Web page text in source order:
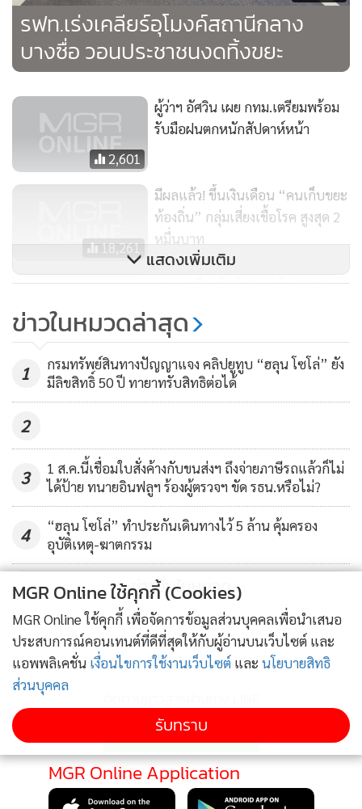
รฟท.เร่งเคลียร์อุโมงค์สถานีกลาง
บางซื่อ วอนประชาชนงดทิ้งขยะ
2,601
ผู้ว่าฯ อัศวิน เผย กทม.เตรียมพร้อม
รับมือฝนตกหนักสัปดาห์หน้า
18,261
มีผลแล้ว! ขึ้นเงินเดือน “คนเก็บขยะ
ท้องถิ่น” กลุ่มเสี่ยงเชื้อโรค สูงสุด 2
หมื่นบาท
234
กทม.เตรียมรับมือฝนหนัก 30 ส.ค.-
เร่งระบายน้ำสู่ระบบหลัก-ระบบรอง
ลดผลกระทบให้ประชาชน
แสดงเพิ่มเติม
ข่าวในหมวดล่าสุด
1
กรมทรัพย์สินทางปัญญาแจง คลิปยูทูบ “ฮลุน โซโล่” ยัง
มีลิขสิทธิ์ 50 ปี ทายาทรับสิทธิต่อได้
2
3
1 ส.ค.นี้เชื่อมใบสั่งค้างกับขนส่งฯ ถึงจ่ายภาษีรถแล้วก็ไม่
ได้ป้าย ทนายอินฟลูฯ ร้องผู้ตรวจฯ ขัด รธน.หรือไม่?
4
“ฮลุน โซโล่” ทำประกันเดินทางไว้ 5 ล้าน คุ้มครอง
อุบัติเหตุ-ฆาตกรรม
ข่าวอื่นในหมวด
MGR Online Application
MGR Online ใช้คุกกี้ (Cookies)
MGR Online ใช้คุกกี้ เพื่อจัดการข้อมูลส่วนบุคคลเพื่อนำเสนอ
ประสบการณ์คอนเทนต์ที่ดีที่สุดให้กับผู้อ่านบนเว็บไซต์ และ
แอพพลิเคชั่น เงื่อนไขการใช้งานเว็บไซต์ และ นโยบายสิทธิ
ส่วนบุคคล
รับทราบ